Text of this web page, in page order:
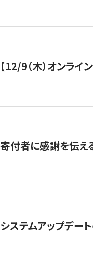
【12/9（木）オンラ
寄付者に感謝を伝え
システムアップデー